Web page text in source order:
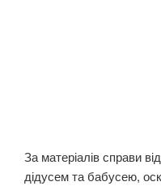
За матеріалів справи
дідусем та бабусею,